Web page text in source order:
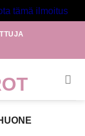
tämä ilmoitus